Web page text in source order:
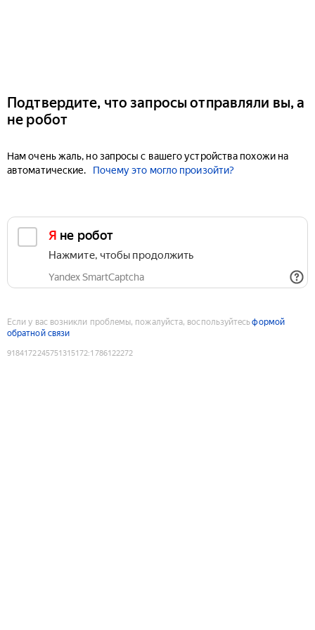
Подтвердите, что запросы отправляли вы, а
не робот
Нам очень жаль, но запросы с вашего устройства похожи на
автоматические.
Почему это могло произойти?
Я не робот
Нажмите, чтобы продолжить
Yandex SmartCaptcha
Если у вас возникли проблемы, пожалуйста, воспользуйтесьформой
обратной связи
9184172245751315172:1786122272